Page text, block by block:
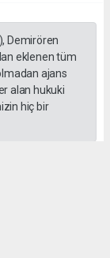
Demirören
eklenen tüm
ajans
alan hukuki
hiç bir